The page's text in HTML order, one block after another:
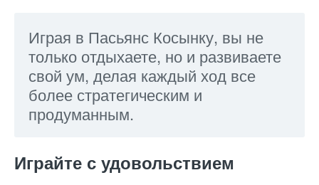
Играя в Пасьянс Косынку, вы не
только отдыхаете, но и развиваете
свой ум, делая каждый ход все
более стратегическим и
продуманным.
Играйте с удовольствием